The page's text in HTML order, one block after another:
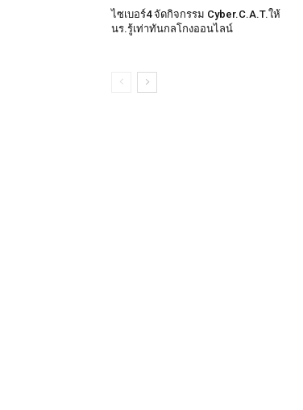
ไซเบอร์4 จัดกิจกรรม Cyber.C.A.T.ให้
นร.รู้เท่าทันกลโกงออนไลน์